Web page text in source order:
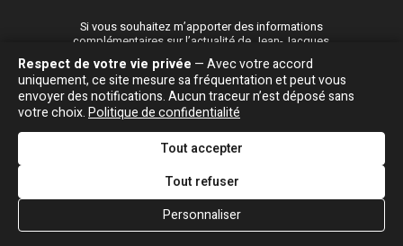
Chansons
Écrits
Blog
Robert Goldman
F.A.Q
Si vous souhaitez m’apporter des informations
complémentaires sur l’actualité de Jean-Jacques
Goldman,
ÉCRIVEZ-MOI !
Respect de votre vie privée — Avec votre accord
uniquement, ce site mesure sa fréquentation et peut vous
envoyer des notifications. Aucun traceur n’est déposé sans
votre choix.Politique de confidentialité
Tout accepter
Tout refuser
Personnaliser